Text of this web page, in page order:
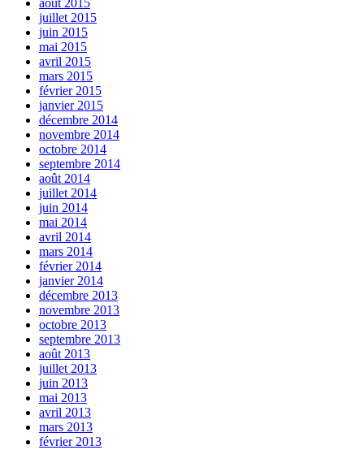
août 2015
juillet 2015
juin 2015
mai 2015
avril 2015
mars 2015
février 2015
janvier 2015
décembre 2014
novembre 2014
octobre 2014
septembre 2014
août 2014
juillet 2014
juin 2014
mai 2014
avril 2014
mars 2014
février 2014
janvier 2014
décembre 2013
novembre 2013
octobre 2013
septembre 2013
août 2013
juillet 2013
juin 2013
mai 2013
avril 2013
mars 2013
février 2013